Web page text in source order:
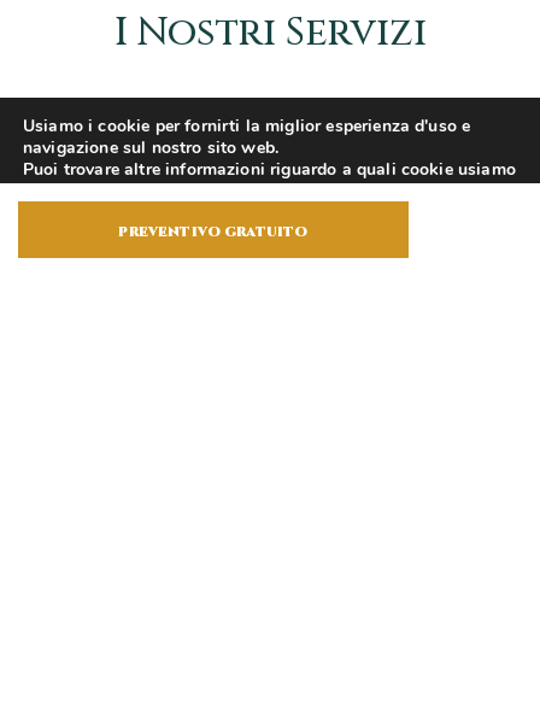
I Nostri Servizi
preventivo gratuito
Usiamo i cookie per fornirti la miglior esperienza d'uso e
navigazione sul nostro sito web.
Puoi trovare altre informazioni riguardo a quali cookie usiamo
sul sito o disabilitarli nelleimpostazioni.